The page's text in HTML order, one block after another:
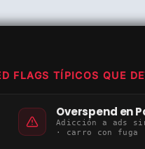
FLAGS TÍPICOS QUE
Overspend en
Adicción a ads
· carro con fuga